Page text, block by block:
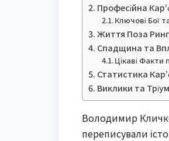
Професійна
Ключові Бої
Життя Поза
Спадщина та
Цікаві
Статистика
Виклики та
Володимир
переписували